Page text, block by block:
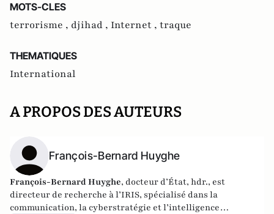
MOTS-CLES
terrorisme , djihad , Internet , traque
THEMATIQUES
International
A PROPOS DES AUTEURS
François-Bernard Huyghe
François-Bernard Huyghe, docteur d’État, hdr., est
directeur de recherche à l’IRIS, spécialisé dans la
communication, la cyberstratégie et l’intelligence